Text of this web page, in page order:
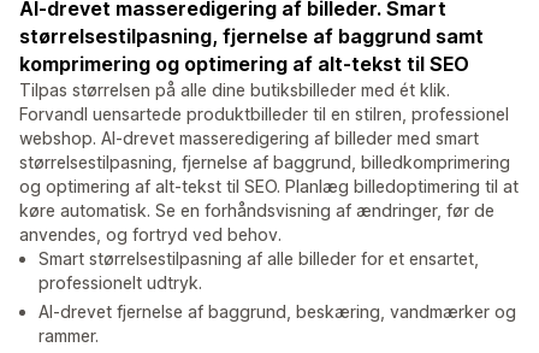
AI-drevet masseredigering af billeder. Smart
størrelsestilpasning, fjernelse af baggrund samt
komprimering og optimering af alt-tekst til SEO
Tilpas størrelsen på alle dine butiksbilleder med ét klik.
Forvandl uensartede produktbilleder til en stilren, professionel
webshop. AI-drevet masseredigering af billeder med smart
størrelsestilpasning, fjernelse af baggrund, billedkomprimering
og optimering af alt-tekst til SEO. Planlæg billedoptimering til at
køre automatisk. Se en forhåndsvisning af ændringer, før de
anvendes, og fortryd ved behov.
Smart størrelsestilpasning af alle billeder for et ensartet,
professionelt udtryk.
AI-drevet fjernelse af baggrund, beskæring, vandmærker og
rammer.